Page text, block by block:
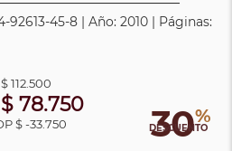
92613-45-8 | Año: 2010 | Páginas:
30%
DESCUENTO
$ 112.500
78.750
$ -33.750